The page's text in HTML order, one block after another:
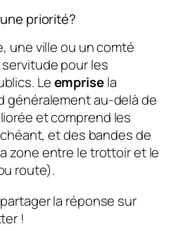
priorité?
une ville ou un comté
pour les
Leemprisela
généralement au-delà de
et comprend les
et des bandes de
zone entre le trottoir et le
route).
la réponse sur
!